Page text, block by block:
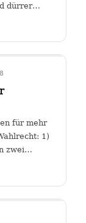
dürrer
für mehr
1)
zwei